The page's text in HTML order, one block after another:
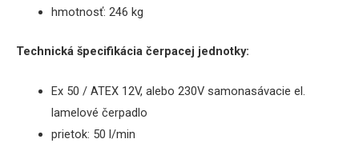
hmotnosť: 246 kg
Technická špecifikácia čerpacej jednotky:
Ex 50 / ATEX 12V, alebo 230V samonasávacie el.
lamelové čerpadlo
prietok: 50 l/min